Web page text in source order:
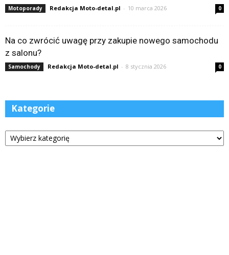
Motoporady Redakcja Moto-detal.pl - 10 marca 2026 0
Na co zwrócić uwagę przy zakupie nowego samochodu
z salonu?
Samochody Redakcja Moto-detal.pl - 8 stycznia 2026 0
Kategorie
Kategorie